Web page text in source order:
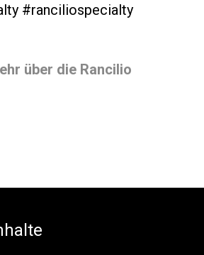
#ranciliospecialty
über die Rancilio